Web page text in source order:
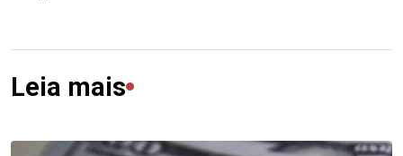
Leia mais